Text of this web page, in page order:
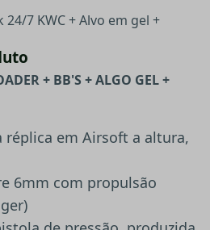
7 KWC + Alvo em gel +
+ BB'S + ALGO GEL +
réplica em Airsoft a altura,
6mm com propulsão